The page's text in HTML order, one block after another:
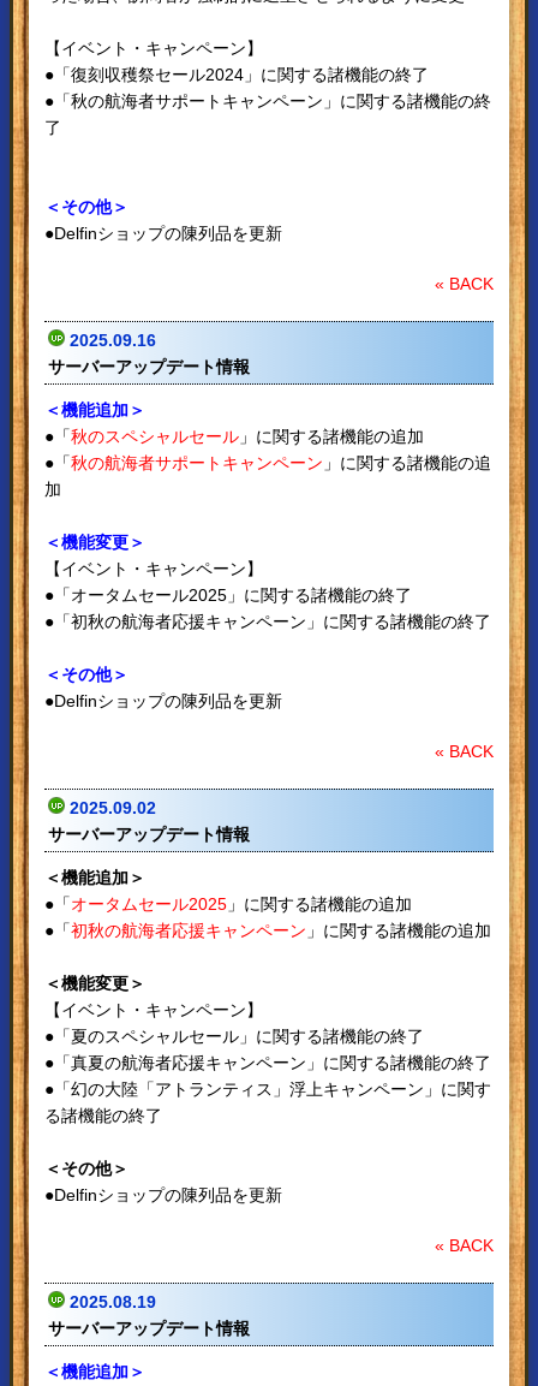
【イベント・キャンペーン】
●「復刻収穫祭セール2024」に関する諸機能の終了
●「秋の航海者サポートキャンペーン」に関する諸機能の終
了
＜その他＞
●Delfinショップの陳列品を更新
« BACK
2025.09.16
サーバーアップデート情報
＜機能追加＞
●「秋のスペシャルセール」に関する諸機能の追加
●「秋の航海者サポートキャンペーン 」に関する諸機能の追
加
＜機能変更＞
【イベント・キャンペーン】
●「オータムセール2025」に関する諸機能の終了
●「初秋の航海者応援キャンペーン」に関する諸機能の終了
＜その他＞
●Delfinショップの陳列品を更新
« BACK
2025.09.02
サーバーアップデート情報
＜機能追加＞
●「オータムセール2025」に関する諸機能の追加
●「初秋の航海者応援キャンペーン 」に関する諸機能の追加
＜機能変更＞
【イベント・キャンペーン】
●「夏のスペシャルセール」に関する諸機能の終了
●「真夏の航海者応援キャンペーン」に関する諸機能の終了
●「幻の大陸「アトランティス」浮上キャンペーン」に関す
る諸機能の終了
＜その他＞
●Delfinショップの陳列品を更新
« BACK
2025.08.19
サーバーアップデート情報
＜機能追加＞